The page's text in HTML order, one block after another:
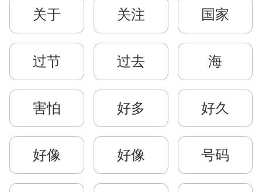
关于 关注 国家
过节 过去 海
害怕 好多 好久
好像 好像 号码